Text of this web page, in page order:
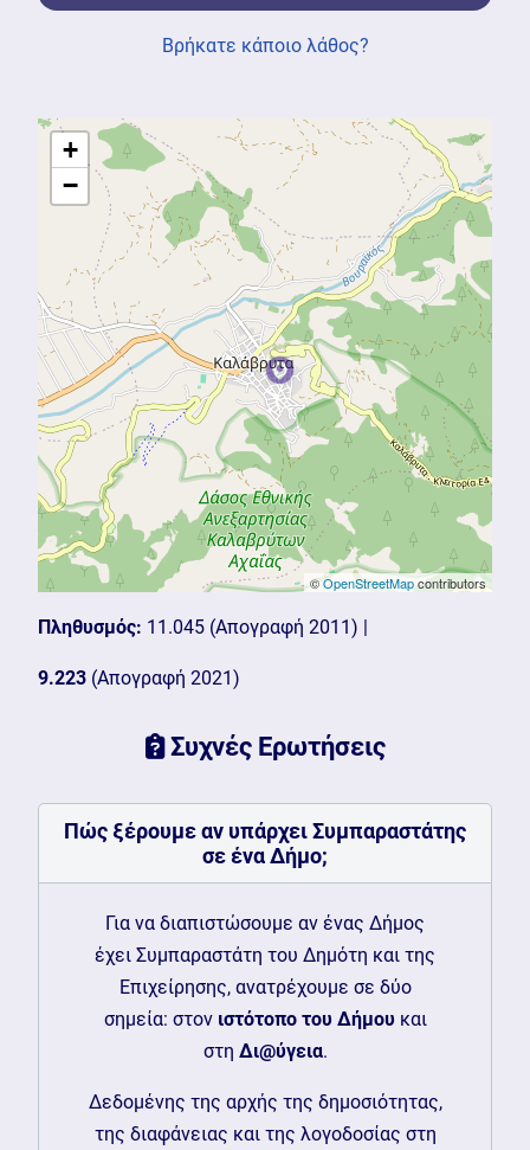
Βρήκατε κάποιο λάθος?
+
−
©OpenStreetMapcontributors
Πληθυσμός: 11.045 (Απογραφή 2011) |
9.223 (Απογραφή 2021)
Συχνές Ερωτήσεις
Πώς ξέρουμε αν υπάρχει Συμπαραστάτης
σε ένα Δήμο;
Για να διαπιστώσουμε αν ένας Δήμος
έχει Συμπαραστάτη του Δημότη και της
Επιχείρησης, ανατρέχουμε σε δύο
σημεία: στον ιστότοπο του Δήμουκαι
στη Δι@ύγεια.
Δεδομένης της αρχής της δημοσιότητας,
της διαφάνειας και της λογοδοσίας στη